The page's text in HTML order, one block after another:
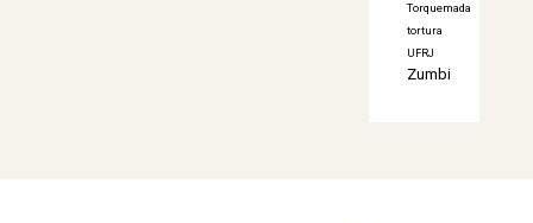
Torquemada
tortura
UFRJ
Zumbi